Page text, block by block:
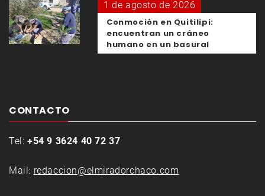
1 de agosto de 2026
Conmoción en Quitilipi:
encuentran un cráneo
humano en un basural
CONTACTO
Tel: +54 9 3624 40 72 37
Mail: redaccion@elmiradorchaco.com